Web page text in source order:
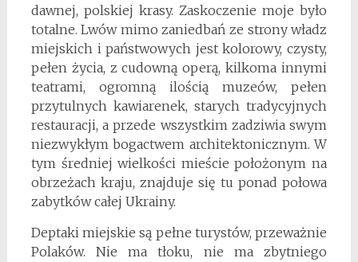
dawnej, polskiej krasy. Zaskoczenie moje było
totalne. Lwów mimo zaniedbań ze strony władz
miejskich i państwowych jest kolorowy, czysty,
pełen życia, z cudowną operą, kilkoma innymi
teatrami, ogromną ilością muzeów, pełen
przytulnych kawiarenek, starych tradycyjnych
restauracji, a przede wszystkim zadziwia swym
niezwykłym bogactwem architektonicznym. W
tym średniej wielkości mieście położonym na
obrzeżach kraju, znajduje się tu ponad połowa
zabytków całej Ukrainy.
Deptaki miejskie są pełne turystów, przeważnie
Polaków. Nie ma tłoku, nie ma zbytniego